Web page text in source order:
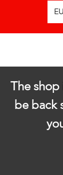
The shop
be back